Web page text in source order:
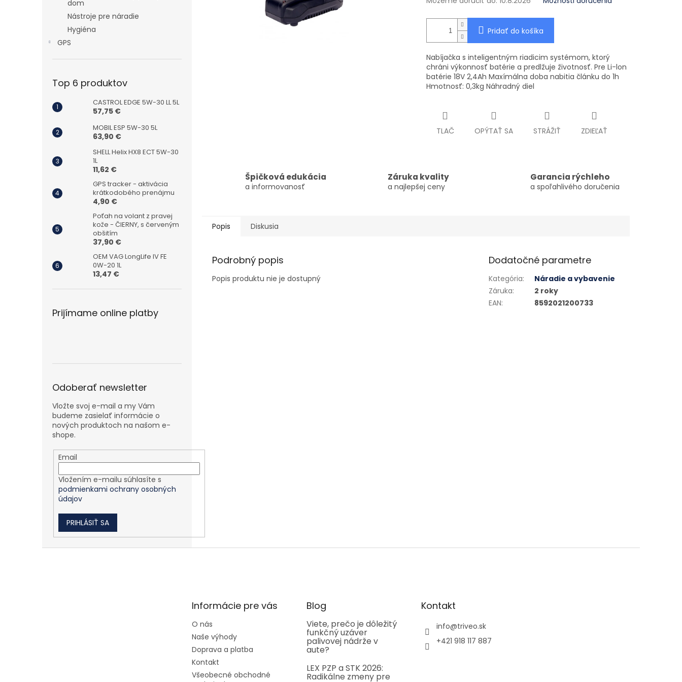
dom
Nástroje pre náradie
Hygiéna
GPS
Top 6 produktov
CASTROL EDGE 5W-30 LL 5L
57,75 €
MOBIL ESP 5W-30 5L
63,90 €
SHELL Helix HX8 ECT 5W-30
1L
11,62 €
GPS tracker - aktivácia
krátkodobého prenájmu
4,90 €
Poťah na volant z pravej
kože - ČIERNY, s červeným
obšitím
37,90 €
OEM VAG LongLife IV FE
0W-20 1L
13,47 €
Prijímame online platby
Odoberať newsletter
Vložte svoj e-mail a my Vám
budeme zasielať informácie o
nových produktoch na našom e-
shope.
Email
Vložením e-mailu súhlasíte s
podmienkami ochrany osobných
údajov
PRIHLÁSIŤ SA
Pridať do košíka
Nabíjačka s inteligentným riadicim systémom, ktorý
chráni výkonnosť batérie a predlžuje životnosť. Pre Li-lon
batérie 18V 2,4Ah Maxímálna doba nabitia článku do 1h
Hmotnosť: 0,3kg Náhradný diel
TLAČ OPÝTAŤ SA STRÁŽIŤ ZDIEĽAŤ
Špičková edukácia
a informovanosť
Záruka kvality
a najlepšej ceny
Garancia rýchleho
a spoľahlivého doručenia
Popis Diskusia
Podrobný popis
Popis produktu nie je dostupný
Dodatočné parametre
Kategória:
Náradie a vybavenie
Záruka:
2 roky
EAN: 8592021200733
Informácie pre vás
O nás
Naše výhody
Doprava a platba
Kontakt
Všeobecné obchodné
Blog
Viete, prečo je dôležitý
funkčný uzáver
palivovej nádrže v
aute?
LEX PZP a STK 2026:
Radikálne zmeny pre
Kontakt
info@triveo.sk
+421 918 117 887